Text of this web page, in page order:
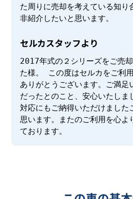
た周りに売却を考えている知り
非紹介したいと思います。
セルカスタッフより
2017年式の２シリーズをご売
た様。 この度はセルカをご利
ありがとうございます。ご満足
だったとのこと、安心いたしま
対応にもご納得いただけました
思います。またのご利用を心よ
ております。